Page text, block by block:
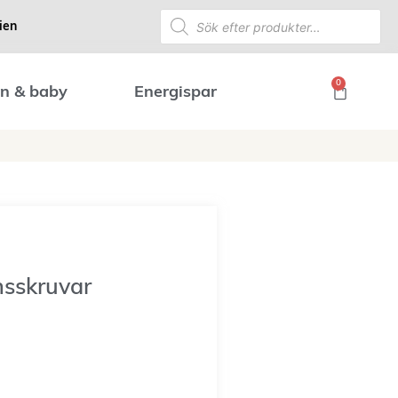
& baby Energispar
0